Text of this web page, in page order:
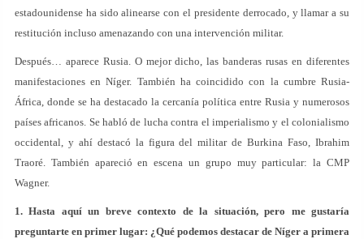
estadounidense ha sido alinearse con el presidente derrocado, y llamar a su
restitución incluso amenazando con una intervención militar.
Después… aparece Rusia. O mejor dicho, las banderas rusas en diferentes
manifestaciones en Níger. También ha coincidido con la cumbre Rusia-
África, donde se ha destacado la cercanía política entre Rusia y numerosos
países africanos. Se habló de lucha contra el imperialismo y el colonialismo
occidental, y ahí destacó la figura del militar de Burkina Faso, Ibrahim
Traoré. También apareció en escena un grupo muy particular: la CMP
Wagner.
1. Hasta aquí un breve contexto de la situación, pero me gustaría
preguntarte en primer lugar: ¿Qué podemos destacar de Níger a primera